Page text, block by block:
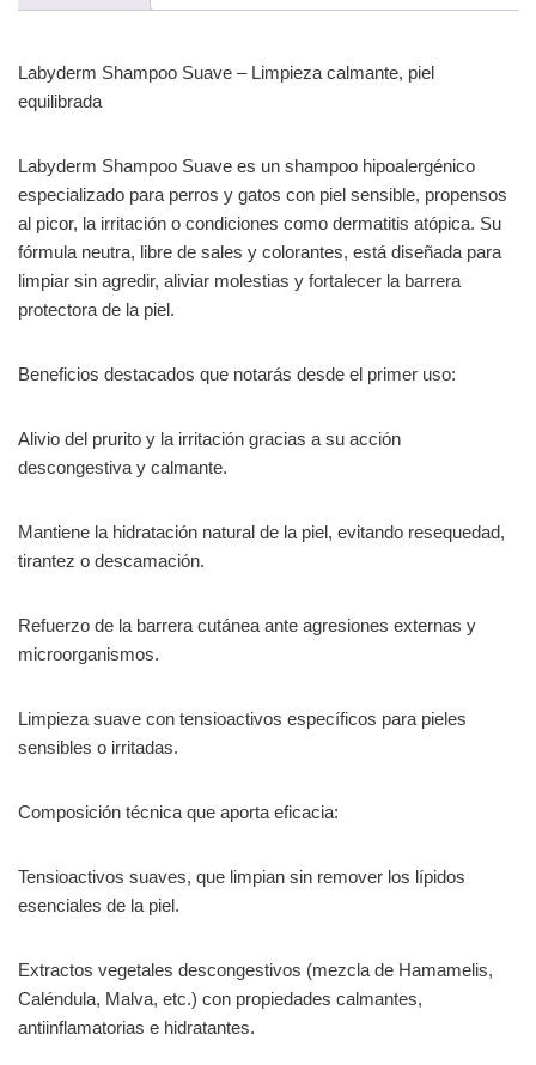
Labyderm Shampoo Suave – Limpieza calmante, piel
equilibrada
Labyderm Shampoo Suave es un shampoo hipoalergénico
especializado para perros y gatos con piel sensible, propensos
al picor, la irritación o condiciones como dermatitis atópica. Su
fórmula neutra, libre de sales y colorantes, está diseñada para
limpiar sin agredir, aliviar molestias y fortalecer la barrera
protectora de la piel.
Beneficios destacados que notarás desde el primer uso:
Alivio del prurito y la irritación gracias a su acción
descongestiva y calmante.
Mantiene la hidratación natural de la piel, evitando resequedad,
tirantez o descamación.
Refuerzo de la barrera cutánea ante agresiones externas y
microorganismos.
Limpieza suave con tensioactivos específicos para pieles
sensibles o irritadas.
Composición técnica que aporta eficacia:
Tensioactivos suaves, que limpian sin remover los lípidos
esenciales de la piel.
Extractos vegetales descongestivos (mezcla de Hamamelis,
Caléndula, Malva, etc.) con propiedades calmantes,
antiinflamatorias e hidratantes.